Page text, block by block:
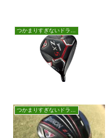
つかまりすぎないドライバー